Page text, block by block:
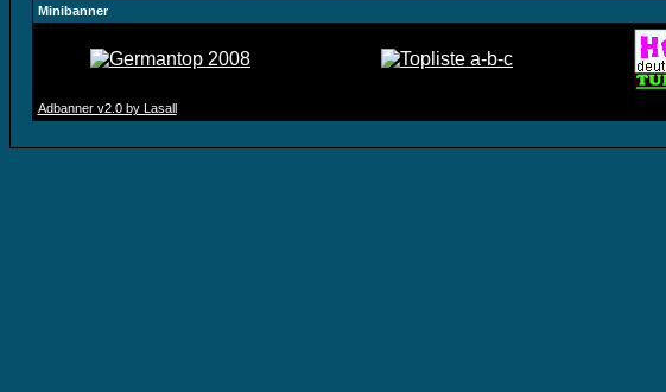
Minibanner
Adbanner v2.0 by Lasall